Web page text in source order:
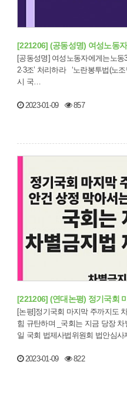
[221206] (공동성명) 여성노동
[공동성명] 여성노동자에게는노동3권이 필요하다
2∙3조’ 처리하라 ‘노란봉투법(노조법 2∙3조 개정안)’이 첫 발의 7년만에다
시 국…
2023-01-09 857
[221206] (연대논평) 정기국회
[논평]정기국회 마지막 주까지도
힘 규탄하며 _국회는 지금 당장 차별금지
일 국회 법제사법위원회 법안심
2023-01-09 822